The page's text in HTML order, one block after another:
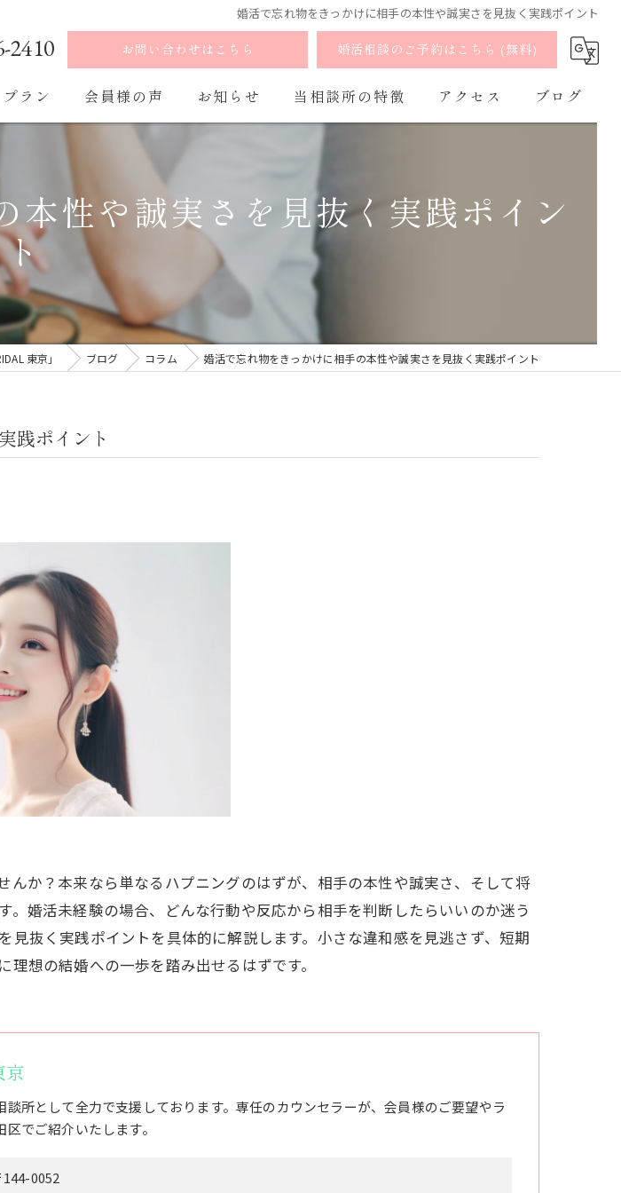
婚活で忘れ物をきっかけに相手の本性や誠実さを見抜く実践ポイント
2410 お問い合わせはこちら 婚活相談のご予約はこちら (無料)
流れ
プラン 会員様の声 お知らせ 当相談所の特徴
お見合い
マッチング
オンライン
アクセス ブログ
本性や誠実さを見抜く実践ポイン
ト
東京」 ブログ コラム 婚活で忘れ物をきっかけに相手の本性や誠実さを見抜く実践ポイント
践ポイント
か？本来なら単なるハプニングのはずが、相手の本性や誠実さ、そして将
婚活未経験の場合、どんな行動や反応から相手を判断したらいいのか迷う
抜く実践ポイントを具体的に解説します。小さな違和感を見逃さず、短期
想の結婚への一歩を踏み出せるはずです。
京
所として全力で支援しております。専任のカウンセラーが、会員様のご要望やラ
でご紹介いたします。
144-0052